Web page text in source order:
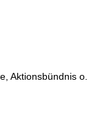
Aktionsbündnis o.